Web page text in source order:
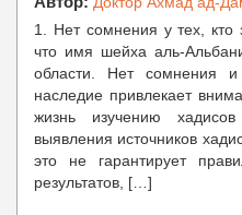
1. Нет сомнения у тех, кто
что имя шейха аль-
области. Нет сомнения
наследие привлекает
жизнь изучению
выявления источников
это не гарантирует
результатов, […]